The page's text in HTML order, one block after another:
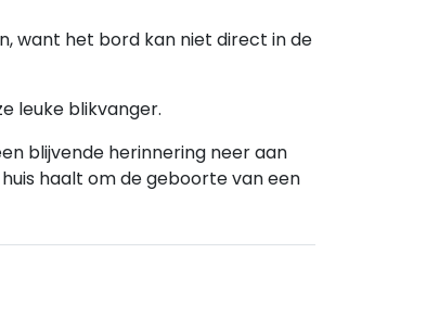
want het bord kan niet direct in de
leuke blikvanger.
blijvende herinnering neer aan
haalt om de geboorte van een